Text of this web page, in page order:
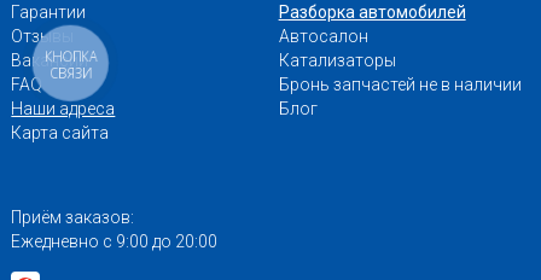
Гарантии
Отзывы
Вакансии
FAQ
Наши адреса
Карта сайта
Разборка автомобилей
Автосалон
Катализаторы
Бронь запчастей не в наличии
Блог
Приём заказов:
Ежедневно с 9:00 до 20:00
КНОПКА
СВЯЗИ